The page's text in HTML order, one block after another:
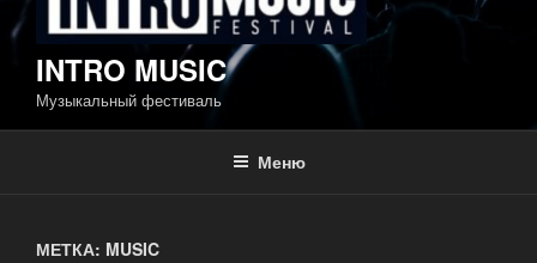
INTRO MUSIC
Музыкальный фестиваль
Меню
МЕТКА: MUSIC